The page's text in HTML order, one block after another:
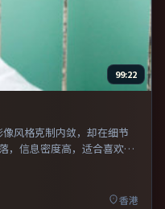
99:22
风格克制内敛，却在细节
，信息密度高，适合喜欢烧
保留作者表达，口碑潜力不
香港